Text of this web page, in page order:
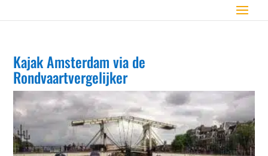
Kajak Amsterdam via de
Rondvaartvergelijker